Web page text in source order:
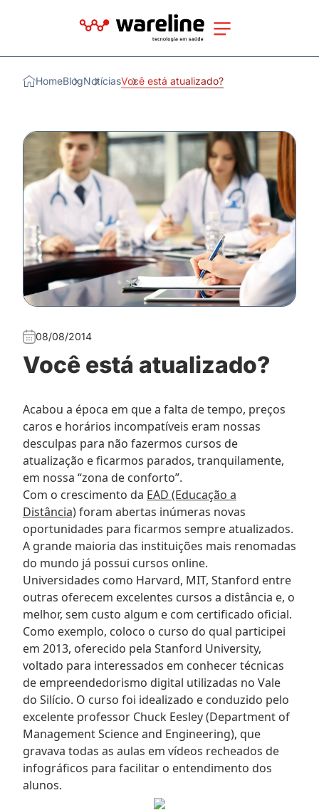
HomeBlogNotíciasVocê está atualizado?
08/08/2014
Você está atualizado?
Acabou a época em que a falta de tempo, preços
caros e horários incompatíveis eram nossas
desculpas para não fazermos cursos de
atualização e ficarmos parados, tranquilamente,
em nossa “zona de conforto”.
Com o crescimento da EAD (Educação a
Distância)foram abertas inúmeras novas
oportunidades para ficarmos sempre atualizados.
A grande maioria das instituições mais renomadas
do mundo já possui cursos online.
Universidades como Harvard, MIT, Stanford entre
outras oferecem excelentes cursos a distância e, o
melhor, sem custo algum e com certificado oficial.
Como exemplo, coloco o curso do qual participei
em 2013, oferecido pela Stanford University,
voltado para interessados em conhecer técnicas
de empreendedorismo digital utilizadas no Vale
do Silício. O curso foi idealizado e conduzido pelo
excelente professor Chuck Eesley (Department of
Management Science and Engineering), que
gravava todas as aulas em vídeos recheados de
infográficos para facilitar o entendimento dos
alunos.